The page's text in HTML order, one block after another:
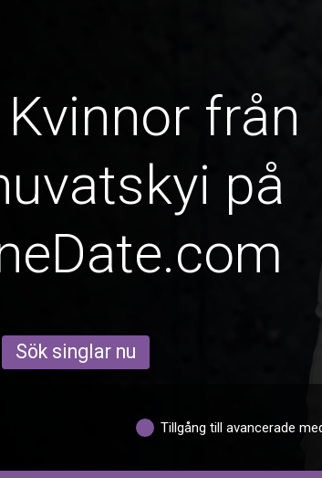
från
på
Sök singlar nu
Tillgång till avancerade